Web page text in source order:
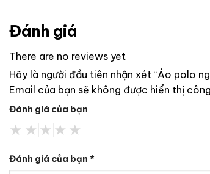
Đánh giá
There are no reviews yet
Hãy là người đầu tiên nhận xét “Áo polo
Email của bạn sẽ không được hiển thị
Đánh giá của bạn
Đánh giá của bạn *